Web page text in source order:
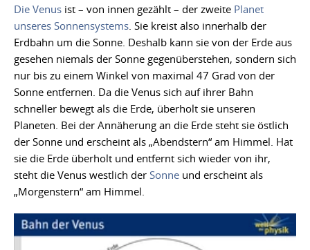
Die Venus ist – von innen gezählt – der zweite Planet
unseres Sonnensystems . Sie kreist also innerhalb der
Erdbahn um die Sonne. Deshalb kann sie von der Erde aus
gesehen niemals der Sonne gegenüberstehen, sondern sich
nur bis zu einem Winkel von maximal 47 Grad von der
Sonne entfernen. Da die Venus sich auf ihrer Bahn
schneller bewegt als die Erde, überholt sie unseren
Planeten. Bei der Annäherung an die Erde steht sie östlich
der Sonne und erscheint als „Abendstern“ am Himmel. Hat
sie die Erde überholt und entfernt sich wieder von ihr,
steht die Venus westlich der Sonne und erscheint als
„Morgenstern“ am Himmel.